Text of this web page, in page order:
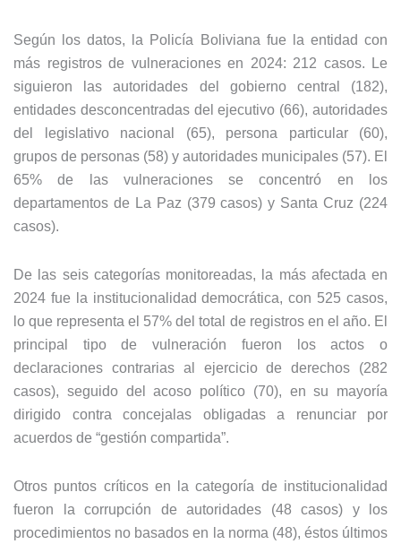
Según los datos, la Policía Boliviana fue la entidad con
más registros de vulneraciones en 2024: 212 casos. Le
siguieron las autoridades del gobierno central (182),
entidades desconcentradas del ejecutivo (66), autoridades
del legislativo nacional (65), persona particular (60),
grupos de personas (58) y autoridades municipales (57). El
65% de las vulneraciones se concentró en los
departamentos de La Paz (379 casos) y Santa Cruz (224
casos).
De las seis categorías monitoreadas, la más afectada en
2024 fue la institucionalidad democrática, con 525 casos,
lo que representa el 57% del total de registros en el año. El
principal tipo de vulneración fueron los actos o
declaraciones contrarias al ejercicio de derechos (282
casos), seguido del acoso político (70), en su mayoría
dirigido contra concejalas obligadas a renunciar por
acuerdos de “gestión compartida”.
Otros puntos críticos en la categoría de institucionalidad
fueron la corrupción de autoridades (48 casos) y los
procedimientos no basados en la norma (48), éstos últimos